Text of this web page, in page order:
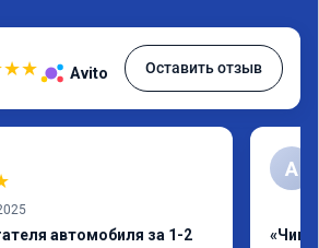
★★ Avito Оставить отзыв
автомобиля за 1-2
A
«Чип